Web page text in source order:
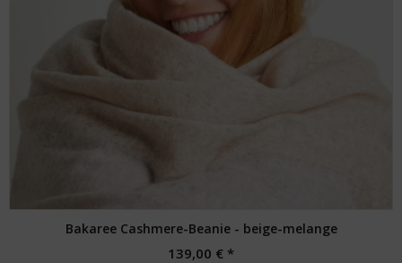
Bakaree Cashmere-Beanie - beige-melange
139,00 € *